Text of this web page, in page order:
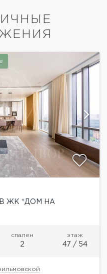
ЖК “ДОМ НА
спален
2
этаж
47 / 54